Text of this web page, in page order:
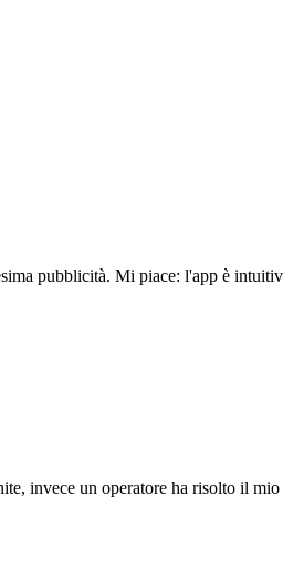
pubblicità. Mi piace: l'app è
invece un operatore ha risolto il